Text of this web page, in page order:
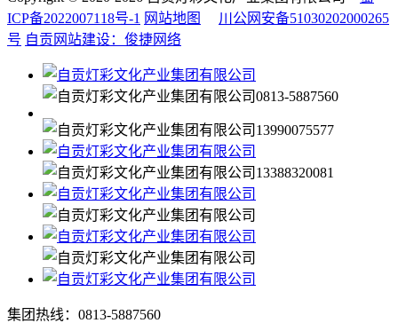
ICP备2022007118号-1 网站地图
川公网安备51030202000265
号 自贡网站建设：俊捷网络
0813-5887560
13990075577
13388320081
集团热线：0813-5887560